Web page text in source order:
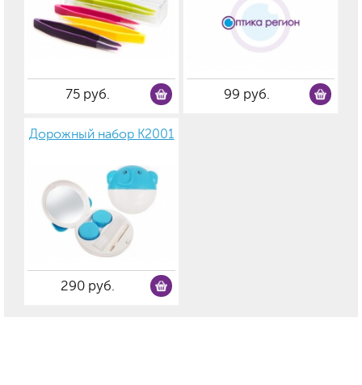
75 руб. 99 руб.
Дорожный набор К2001
290 руб.